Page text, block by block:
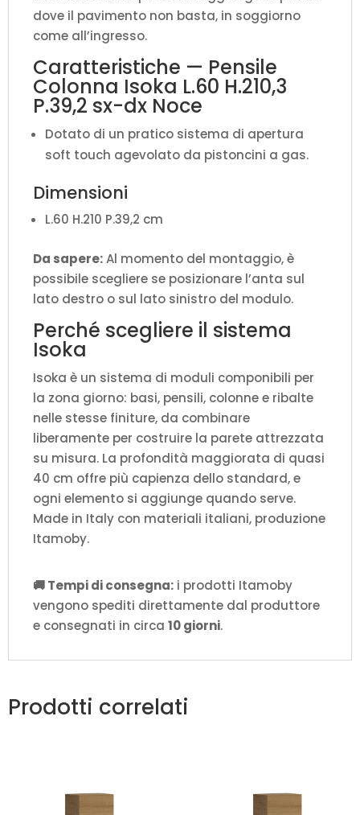
dove il pavimento non basta, in soggiorno
come all’ingresso.
Caratteristiche — Pensile
Colonna Isoka L.60 H.210,3
P.39,2 sx-dx Noce
Dotato di un pratico sistema di apertura
soft touch agevolato da pistoncini a gas.
Dimensioni
L.60 H.210 P.39,2 cm
Da sapere:Al momento del montaggio, è
possibile scegliere se posizionare l’anta sul
lato destro o sul lato sinistro del modulo.
Perché scegliere il sistema
Isoka
Isoka è un sistema di moduli componibili per
la zona giorno: basi, pensili, colonne e ribalte
nelle stesse finiture, da combinare
liberamente per costruire la parete attrezzata
su misura. La profondità maggiorata di quasi
40 cm offre più capienza dello standard, e
ogni elemento si aggiunge quando serve.
Made in Italy con materiali italiani, produzione
Itamoby.
🚚 Tempi di consegna: i prodotti Itamoby
vengono spediti direttamente dal produttore
e consegnati in circa 10 giorni.
Prodotti correlati